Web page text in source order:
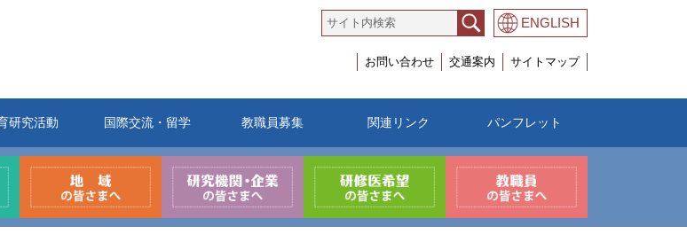
ENGLISH
お問い合わせ 交通案内 サイトマップ
研究活動 国際交流・留学 教職員募集 関連リンク パンフレット